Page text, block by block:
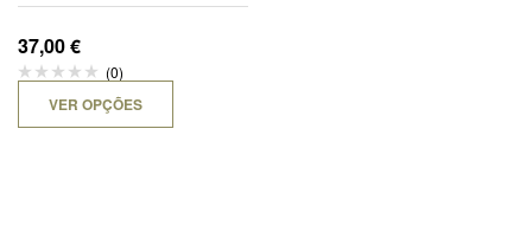
37,00€
(0)
VER OPÇÕES